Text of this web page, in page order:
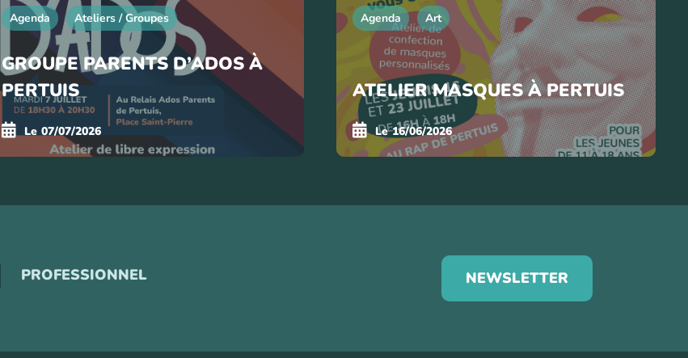
Agenda Ateliers / Groupes
GROUPE PARENTS D’ADOS À
PERTUIS
Le 07/07/2026
Agenda Art
ATELIER MASQUES À PERTUIS
Le 16/06/2026
PROFESSIONNEL NEWSLETTER